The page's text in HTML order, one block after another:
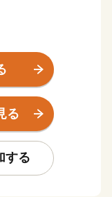
うした食材で作
内各地で醸され
ると数は多いも
る
する